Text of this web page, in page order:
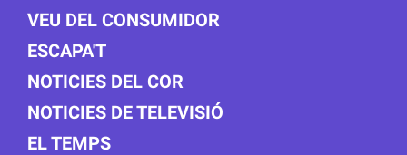
VEU DEL CONSUMIDOR
ESCAPA'T
NOTICIES DEL COR
NOTICIES DE TELEVISIÓ
EL TEMPS